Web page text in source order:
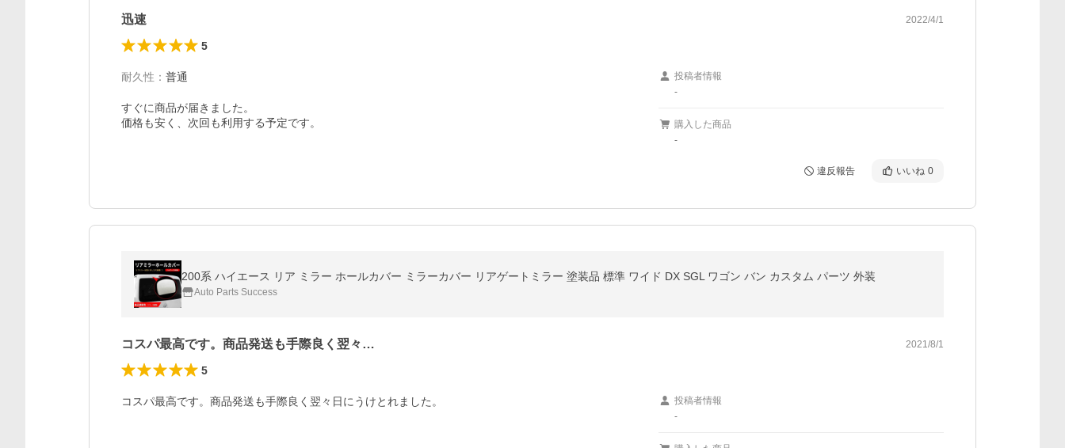
迅速 2022/4/1
5
耐久性 ： 普通
すぐに商品が届きました。
価格も安く、次回も利用する予定です。
投稿者情報
-
購入した商品
-
違反報告 いいね 0
200系 ハイエース リア ミラー ホールカバー ミラーカバー リアゲートミラー 塗装品 標準 ワイド DX SGL ワゴン バン カスタム パーツ 外装
Auto Parts Success
コスパ最高です。商品発送も手際良く翌々… 2021/8/1
5
コスパ最高です。商品発送も手際良く翌々日にうけとれました。
投稿者情報
-